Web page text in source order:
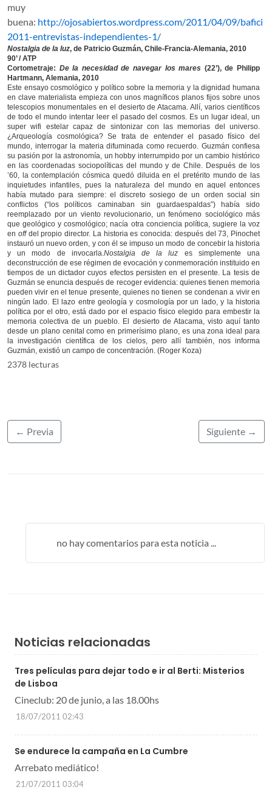
muy
buena: http://ojosabiertos.wordpress.com/2011/04/09/bafici-
2011-entrevistas-independientes-1/
Nostalgia de la luz, de Patricio Guzmán, Chile-Francia-Alemania, 2010
90’ / ATP
Cortometraje: De la necesidad de navegar los mares (22’), de Philipp
Hartmann, Alemania, 2010
Este ensayo cosmológico y político sobre la memoria y la dignidad humana
en clave materialista empieza con unos magníficos planos fijos sobre unos
telescopios monumentales en el desierto de Atacama. Allí, varios científicos
de todo el mundo intentar leer el pasado del cosmos. Es un lugar ideal, un
super wifi estelar capaz de sintonizar con las memorias del universo.
¿Arqueología cosmológica? Se trata de entender el pasado físico del
mundo, interrogar la materia difuminada como recuerdo. Guzmán confiesa
su pasión por la astronomía, un hobby interrumpido por un cambio histórico
en las coordenadas sociopolíticas del mundo y de Chile. Después de los
’60, la contemplación cósmica quedó diluida en el pretérito mundo de las
inquietudes infantiles, pues la naturaleza del mundo en aquel entonces
había mutado para siempre: el discreto sosiego de un orden social sin
conflictos (“los políticos caminaban sin guardaespaldas”) había sido
reemplazado por un viento revolucionario, un fenómeno sociológico más
que geológico y cosmológico; nacía otra conciencia política, sugiere la voz
en offdel propio director. La historia es conocida: después del 73, Pinochet
instauró un nuevo orden, y con él se impuso un modo de concebir la historia
y un modo de invocarla. Nostalgia de la luz es simplemente una
deconstrucción de ese régimen de evocación y conmemoración instituido en
tiempos de un dictador cuyos efectos persisten en el presente. La tesis de
Guzmán se enuncia después de recoger evidencia: quienes tienen memoria
pueden vivir en el tenue presente, quienes no tienen se condenan a vivir en
ningún lado. El lazo entre geología y cosmología por un lado, y la historia
política por el otro, está dado por el espacio físico elegido para embestir la
memoria colectiva de un pueblo. El desierto de Atacama, visto aquí tanto
desde un plano cenital como en primerísimo plano, es una zona ideal para
la investigación científica de los cielos, pero allí también, nos informa
Guzmán, existió un campo de concentración. (Roger Koza)
2378 lecturas
← Previa Siguiente →
no hay comentarios para esta noticia ...
Noticias relacionadas
Tres películas para dejar todo e ir al Berti: Misterios
de Lisboa
Cineclub: 20 de junio, a las 18.00hs
18/07/2011 02:43
Se endurece la campaña en La Cumbre
Arrebato mediático!
21/07/2011 03:04